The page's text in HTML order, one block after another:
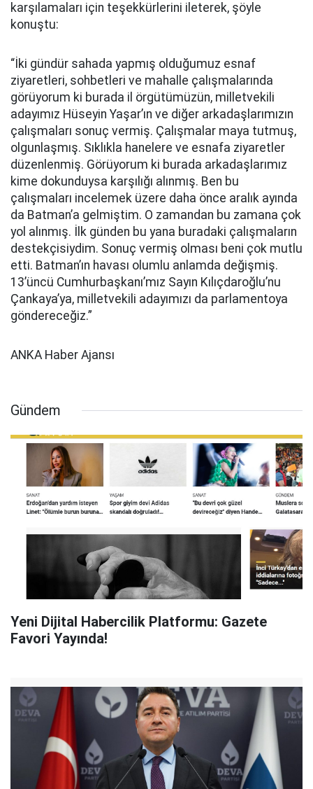
karşılamaları için teşekkürlerini ileterek, şöyle
konuştu:
“İki gündür sahada yapmış olduğumuz esnaf
ziyaretleri, sohbetleri ve mahalle çalışmalarında
görüyorum ki burada il örgütümüzün, milletvekili
adayımız Hüseyin Yaşar’ın ve diğer arkadaşlarımızın
çalışmaları sonuç vermiş. Çalışmalar maya tutmuş,
olgunlaşmış. Sıklıkla hanelere ve esnafa ziyaretler
düzenlenmiş. Görüyorum ki burada arkadaşlarımız
kime dokunduysa karşılığı alınmış. Ben bu
çalışmaları incelemek üzere daha önce aralık ayında
da Batman’a gelmiştim. O zamandan bu zamana çok
yol alınmış. İlk günden bu yana buradaki çalışmaların
destekçisiydim. Sonuç vermiş olması beni çok mutlu
etti. Batman’ın havası olumlu anlamda değişmiş.
13’üncü Cumhurbaşkanı’mız Sayın Kılıçdaroğlu’nu
Çankaya’ya, milletvekili adayımızı da parlamentoya
göndereceğiz.”
ANKA Haber Ajansı
Gündem
Yeni Dijital Habercilik Platformu: Gazete
Favori Yayında!